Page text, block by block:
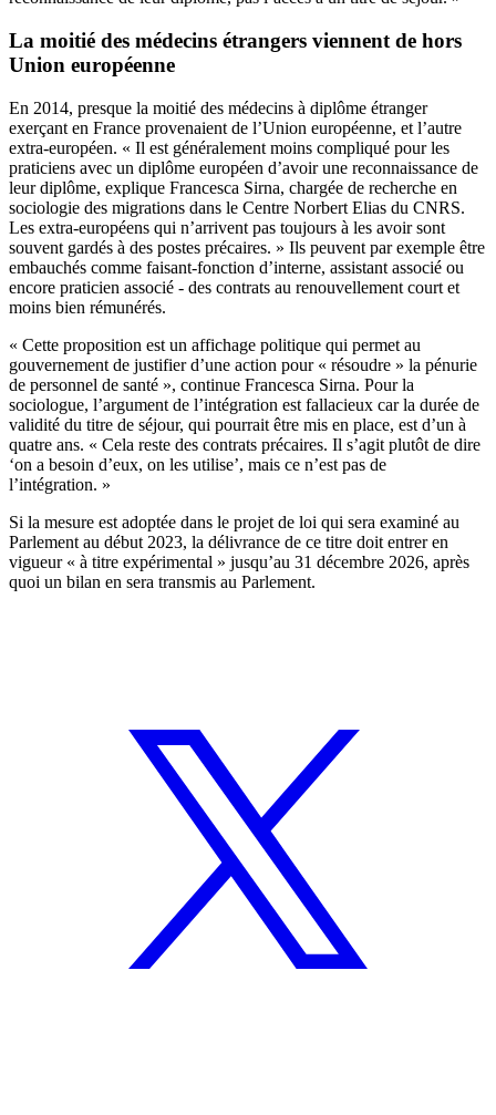
La moitié des médecins étrangers viennent de hors
Union européenne
En 2014, presque la moitié des médecins à diplôme étranger
exerçant en France provenaient de l’Union européenne, et l’autre
extra-européen. « Il est généralement moins compliqué pour les
praticiens avec un diplôme européen d’avoir une reconnaissance de
leur diplôme, explique Francesca Sirna, chargée de recherche en
sociologie des migrations dans le Centre Norbert Elias du CNRS.
Les extra-européens qui n’arrivent pas toujours à les avoir sont
souvent gardés à des postes précaires. » Ils peuvent par exemple être
embauchés comme faisant-fonction d’interne, assistant associé ou
encore praticien associé - des contrats au renouvellement court et
moins bien rémunérés.
« Cette proposition est un affichage politique qui permet au
gouvernement de justifier d’une action pour « résoudre » la pénurie
de personnel de santé », continue Francesca Sirna. Pour la
sociologue, l’argument de l’intégration est fallacieux car la durée de
validité du titre de séjour, qui pourrait être mis en place, est d’un à
quatre ans. « Cela reste des contrats précaires. Il s’agit plutôt de dire
‘on a besoin d’eux, on les utilise’, mais ce n’est pas de
l’intégration. »
Si la mesure est adoptée dans le projet de loi qui sera examiné au
Parlement au début 2023, la délivrance de ce titre doit entrer en
vigueur « à titre expérimental » jusqu’au 31 décembre 2026, après
quoi un bilan en sera transmis au Parlement.